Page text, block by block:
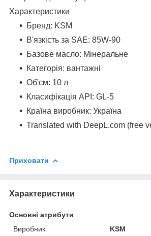
Характеристики
Бренд: KSM
В'язкість за SAE: 85W-90
Базове масло: Мінеральне
Категорія: вантажні
Об'єм: 10 л
Класифікація API: GL-5
Країна виробник: Україна
Translated with DeepL.com (free
Приховати
Характеристики
Основні атрибути
Виробник
KSM